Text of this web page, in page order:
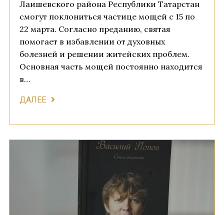
Лаишевского района Республики Татарстан
смогут поклониться частице мощей с 15 по
22 марта. Согласно преданию, святая
помогает в избавлении от духовных
болезней и решении житейских проблем.
Основная часть мощей постоянно находится
в…
ДАЛЕЕ